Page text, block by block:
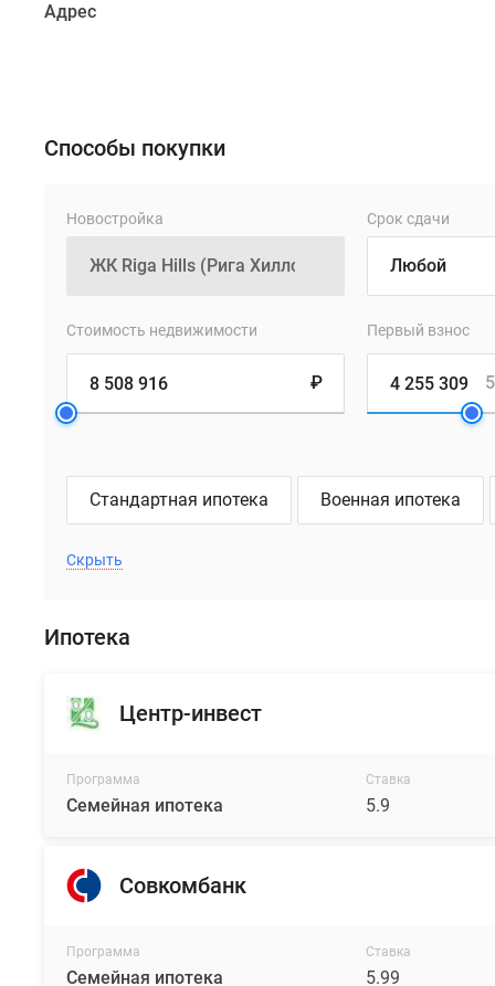
жилого
фасадов
большая
остекления.
выдержан
градиенте
от
бежевого,
почти
белого
оттенка.
окрашены
шоколадные
Квартирография
комплекса
себя
Адрес
Способы покупки
Новостройка Срок сдачи
Стоимость недвижимости
₽
Первый взнос
Стандартная ипотека Военная ипотека
Скрыть
Ипотека
Центр-инвест
Программа
Семейная ипотека
Ставка
5.9
Совкомбанк
Программа
Семейная ипотека
Ставка
5.99